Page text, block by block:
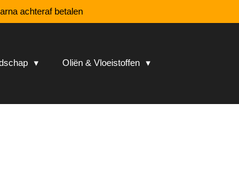
achteraf betalen
Oliën & Vloeistoffen